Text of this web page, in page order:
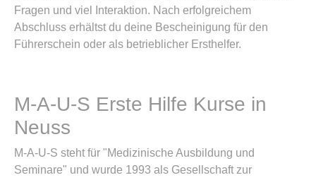
Fragen und viel Interaktion. Nach erfolgreichem
Abschluss erhältst du deine Bescheinigung für den
Führerschein oder als betrieblicher Ersthelfer.
M-A-U-S Erste Hilfe Kurse in
Neuss
M-A-U-S steht für "Medizinische Ausbildung und
Seminare" und wurde 1993 als Gesellschaft zur